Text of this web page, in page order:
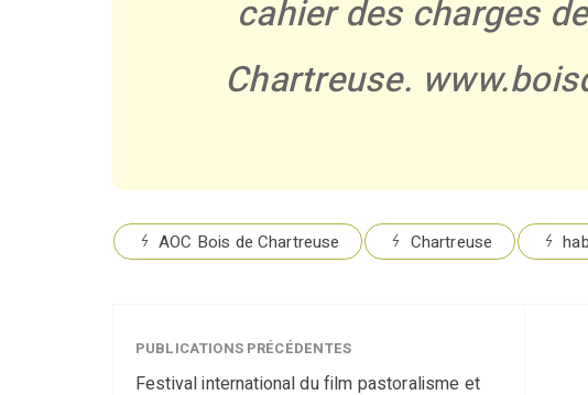
cahier des charges
Chartreuse.
AOC Bois de Chartreuse Chartreuse
PUBLICATIONS PRÉCÉDENTES
Festival international du film pastoralisme et